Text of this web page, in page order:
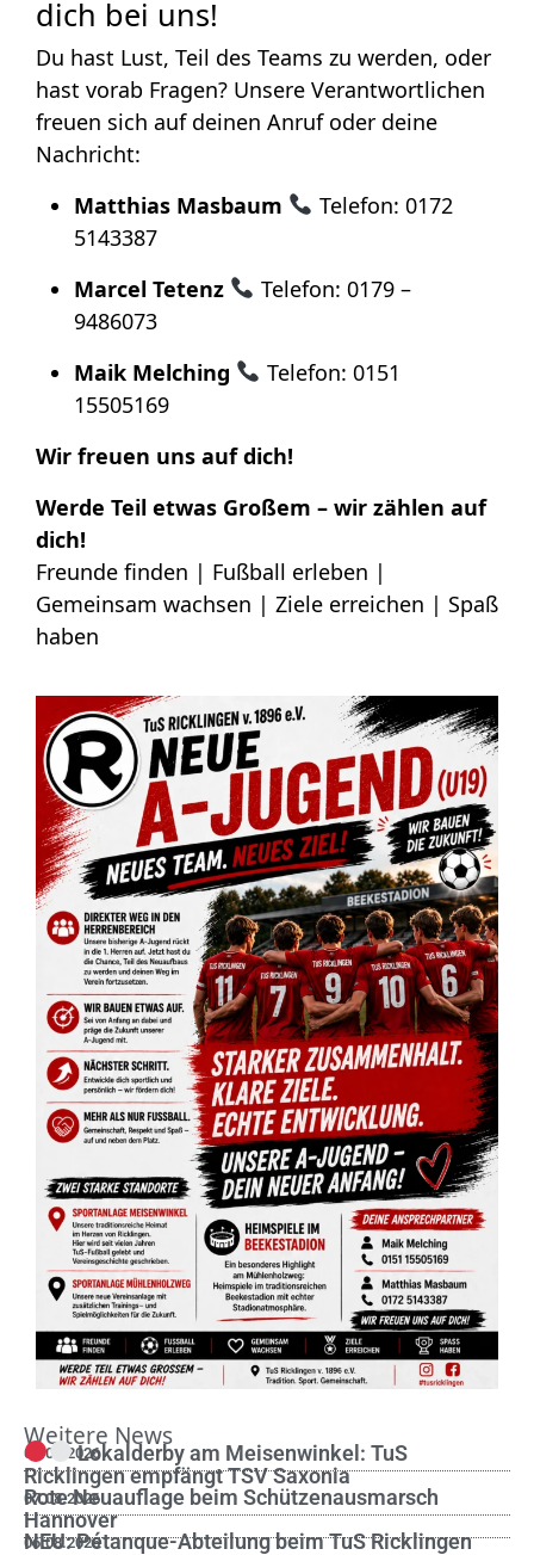
dich bei uns!
Du hast Lust, Teil des Teams zu werden, oder
hast vorab Fragen? Unsere Verantwortlichen
freuen sich auf deinen Anruf oder deine
Nachricht:
Matthias Masbaum
Telefon: 0172
5143387
Marcel Tetenz
Telefon: 0179 –
9486073
Maik Melching
Telefon: 0151
15505169
Wir freuen uns auf dich!
Werde Teil etwas Großem – wir zählen auf
dich!
Freunde finden | Fußball erleben |
Gemeinsam wachsen | Ziele erreichen | Spaß
haben
Weitere News
08.08.2026Lokalderby am Meisenwinkel: TuS
Ricklingen empfängt TSV Saxonia
07.08.2026
Rote Neuauflage beim Schützenausmarsch
Hannover
06.08.2026
NEU: Pétanque-Abteilung beim TuS Ricklingen